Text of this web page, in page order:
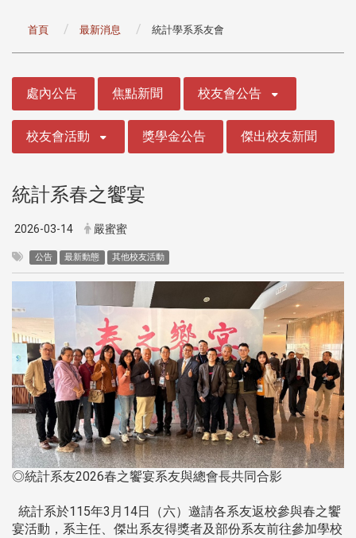
首頁 最新消息 統計學系系友會
處內公告 焦點新聞 校友會公告
校友會活動 獎學金公告 傑出校友新聞
統計系春之饗宴
2026-03-14 嚴蜜蜜
公告 最新動態 其他校友活動
◎統計系友2026春之饗宴系友與總會長共同合影
統計系於115年3月14日（六）邀請各系友返校參與春之饗
宴活動，系主任、傑出系友得獎者及部份系友前往參加學校